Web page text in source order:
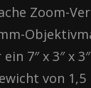
Zoom-
7″ x 3″ x
von